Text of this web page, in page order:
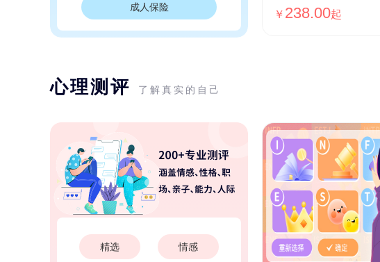
成人保险
￥ 238.00起
心理测评 了解真实的自己
精选 情感